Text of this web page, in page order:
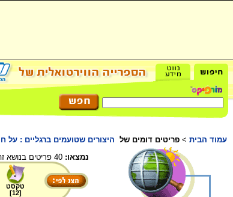
עמוד הבית > פריטים דומים של היצורים שטועמים ברגליים :
נמצאו:
טקסט
[
12
]